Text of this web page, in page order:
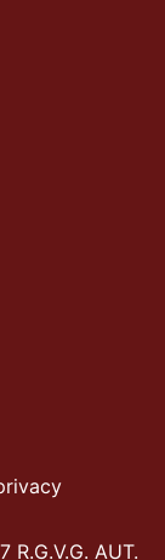
R.G.V.G. AUT.